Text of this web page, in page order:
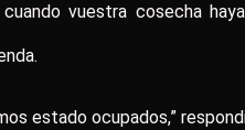
cuando vuestra cosecha
estado ocupados,”